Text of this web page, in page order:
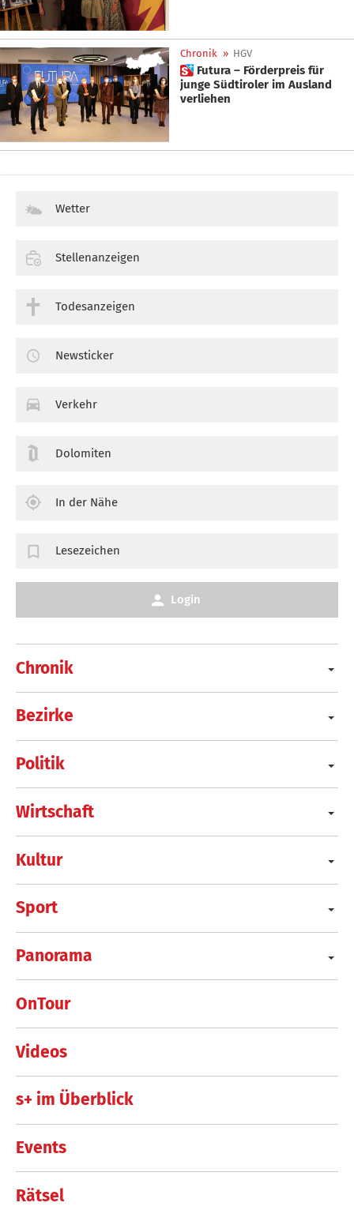
Chronik » HGV
 Futura – Förderpreis für
junge Südtiroler im Ausland
verliehen
Chronik
Bezirke
Politik
Wirtschaft
Kultur
Sport
Panorama
OnTour
Videos
s+ im Überblick
Events
Rätsel
Wetter
Stellenanzeigen
Todesanzeigen
Newsticker
Verkehr
Dolomiten
In der Nähe
Lesezeichen
Login